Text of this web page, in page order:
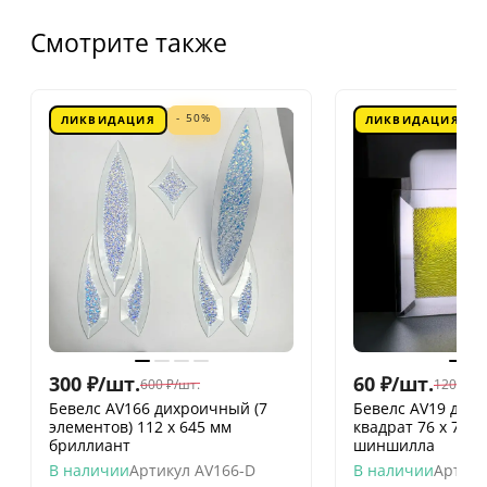
Смотрите также
ЛИКВИДАЦИЯ - 50%
300 ₽/шт.600 ₽/шт.
Бевелс AV166 дихроичный (7
элементов) 112 х 645 мм
бриллиант
В наличииАртикул AV166-D
ЛИКВИДАЦИЯ
60 ₽/шт.120
Бевелс AV19
квадрат 76 х 76
шиншилла
В наличии